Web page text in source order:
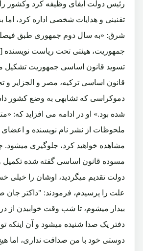
رئیس دولت ایفای وظیفه کرد وکشور
تقنینی و هدایات شخصی اداره کرد، اما
شرق: «به سال دوم جمهوری طبق
جمهوریت، هیئتی تحت ریاست
تسوید قانون اساسی جمهوریت تشکیل
قانون اساسی ترکیه، مصر و الجزایر و
دموکراسی که تشابهی به وضع کشور
شده بود.» او در ادامه می افزاید که:
ملحوظات از نشر نام نویسنده و
مشاهده خواهید کرد، جلوگیری میشود.
مسوده قانون اساسی گفته شده
دولت تقدیم میگردید، اوشان را خیلی
علت را پرسیدم، فرمودند: "داکتر جان
بیدار میشوم، تا شب وقت خوابیدن از در
دفتر یک صدا شنیده میشود و آن اینکه
دوستی خود با من صداقت نداری، اما